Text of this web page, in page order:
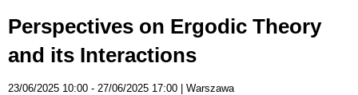
Perspectives on Ergodic Theory
and its Interactions
23/06/2025 10:00 27/06/2025 17:00
Warszawa